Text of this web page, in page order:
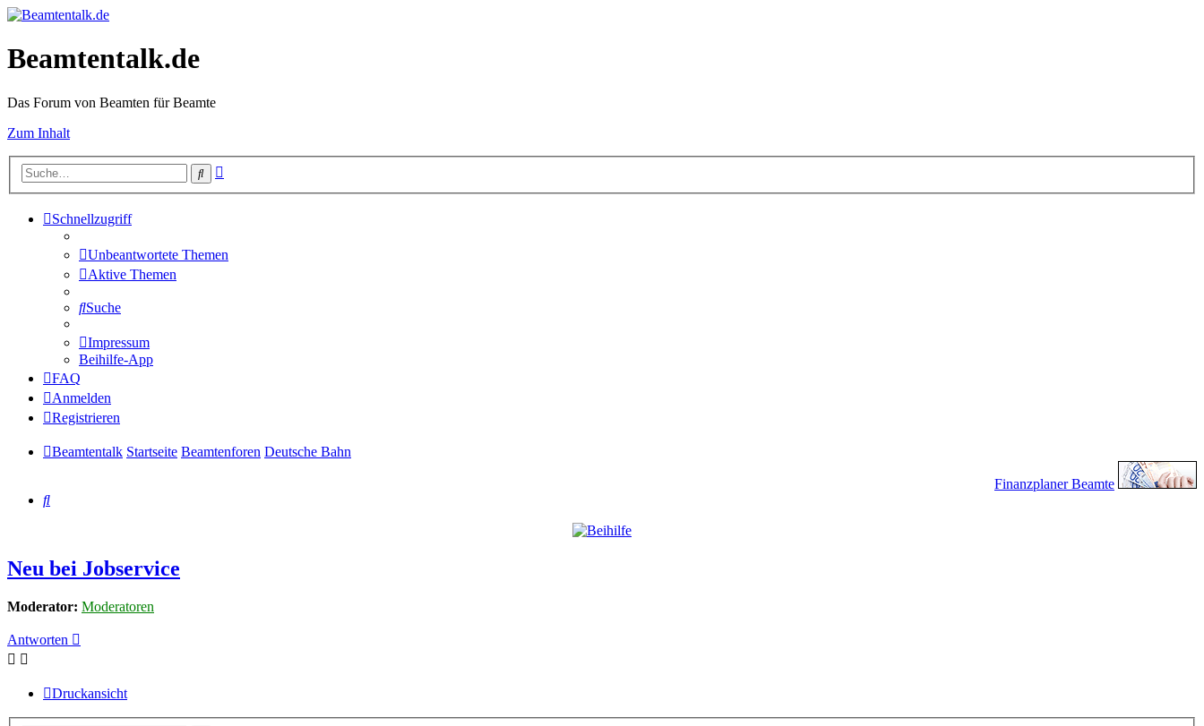
Beamtentalk.de
Das Forum von Beamten für Beamte
Zum Inhalt
Suche
Schnellzugriff
Unbeantwortete Themen
Aktive Themen
Suche
Impressum
Beihilfe-App
FAQ
Anmelden
Registrieren
Beamtentalk Startseite Beamtenforen Deutsche Bahn
Finanzplaner Beamte
Suche
Neu bei Jobservice
Moderator: Moderatoren
Antworten
Druckansicht